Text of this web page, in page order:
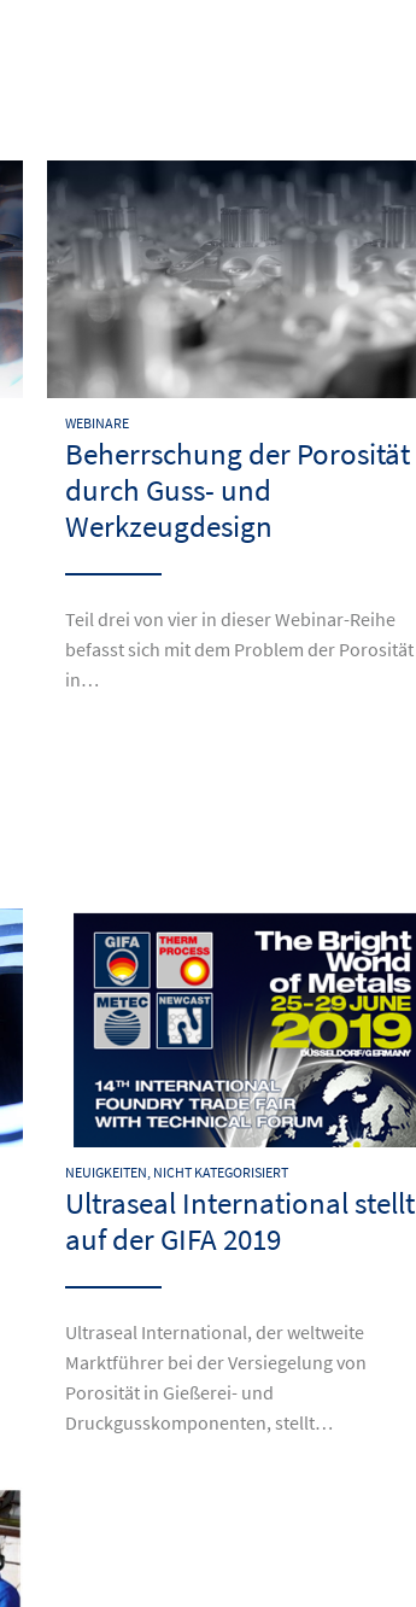
WEBINARE
Beherrschung der Porosität
durch Guss- und
Werkzeugdesign
Teil drei von vier in dieser Webinar-Reihe
befasst sich mit dem Problem der Porosität
in…
NEUIGKEITEN, NICHT KATEGORISIERT
Ultraseal International stellt
auf der GIFA 2019
Ultraseal International, der weltweite
Marktführer bei der Versiegelung von
Porosität in Gießerei- und
Druckgusskomponenten, stellt…